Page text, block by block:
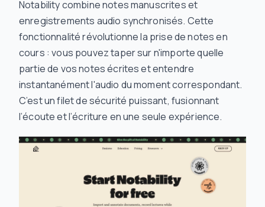
Notability combine notes manuscrites et
enregistrements audio synchronisés. Cette
fonctionnalité révolutionne la prise de notes en
cours : vous pouvez taper sur n'importe quelle
partie de vos notes écrites et entendre
instantanément l'audio du moment correspondant.
C’est un filet de sécurité puissant, fusionnant
l’écoute et l’écriture en une seule expérience.